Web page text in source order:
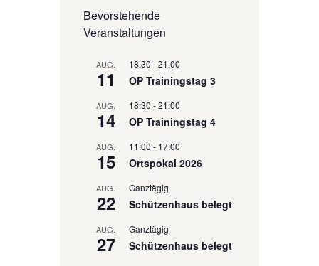
Bevorstehende
Veranstaltungen
AUG.
11
18:30 -21:00
OP Trainingstag 3
AUG.
14
18:30 -21:00
OP Trainingstag 4
AUG.
15
11:00 - 17:00
Ortspokal 2026
AUG.
22
Ganztägig
Schützenhaus belegt
AUG.
27
Ganztägig
Schützenhaus belegt